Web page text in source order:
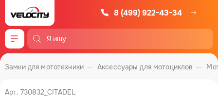
8 (499) 922-43-34
Меню
Аксессуары для мотоциклов
Замки для мототехники
Арт. 730832_CITADEL